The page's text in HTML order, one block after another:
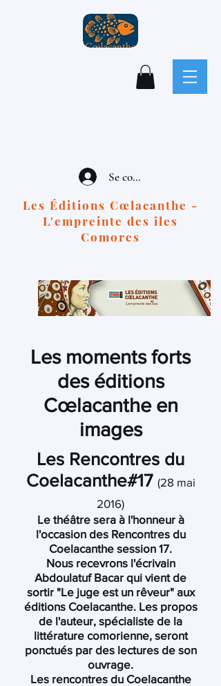
Se connecter
Les Éditions Cœlacanthe -
L'empreinte des îles
Comores
Les moments forts
des éditions
Cœlacanthe en
images
Les Rencontres du
Coelacanthe#17 (28 mai
2016)
Le théâtre sera à l'honneur à
l'occasion des Rencontres du
Coelacanthe session 17.
Nous recevrons l'écrivain
Abdoulatuf Bacar qui vient de
sortir "Le juge est un rêveur" aux
éditions Coelacanthe. Les propos
de l'auteur, spécialiste de la
littérature comorienne, seront
ponctués par des lectures de son
ouvrage.
Les rencontres du Coelacanthe